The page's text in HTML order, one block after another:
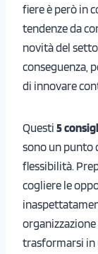
fiere è però in
tendenze da
novità del
conseguenza,
di innovare
Questi 5
sono un punto
flessibilità.
cogliere le
trasformarsi in